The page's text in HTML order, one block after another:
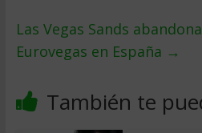
Las Vegas Sands
Eurovegas en España →
También te